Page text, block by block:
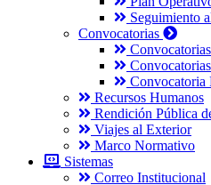
Seguimiento
Convocatorias
Convocatoria
Recursos Humanos
Rendición Pública
Viajes al Exterior
Marco Normativo
Sistemas
Correo Institucional